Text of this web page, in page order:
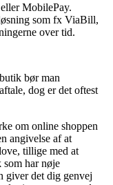
MobilePay.
som fx ViaBill,
over tid.
bør man
dog er det oftest
om online shoppen
angivelse af at
tillige med at
som har nøje
giver det dig genvej